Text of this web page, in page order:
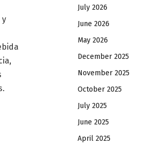
y
July 2026
June 2026
May 2026
December 2025
November 2025
October 2025
July 2025
June 2025
April 2025